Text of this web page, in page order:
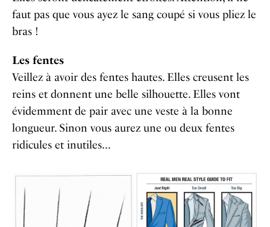
faut pas que vous ayez le sang coupé si vous pliez le
bras !
Les fentes
Veillez à avoir des fentes hautes. Elles creusent les
reins et donnent une belle silhouette. Elles vont
évidemment de pair avec une veste à la bonne
longueur. Sinon vous aurez une ou deux fentes
ridicules et inutiles…